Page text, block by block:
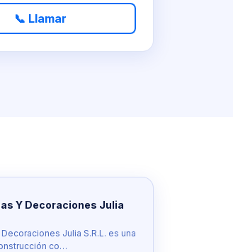
📞 Llamar
Y Decoraciones Julia
Julia S.R.L. es una
co…